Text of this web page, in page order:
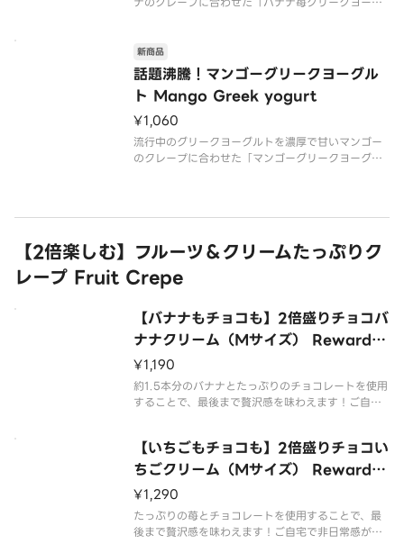
っぱりとお召し上がりいただけます。
※クレープのサイズをお選びいただけます
話題沸騰！マンゴーグリークヨーグル
ト Mango Greek yogurt
新商品
¥1,060
流行中のグリークヨーグルトを濃厚で甘いマンゴー
のクレープに合わせた「マンゴーグリークヨーグル
※クレープのサイズをお選びいただけます。
【2倍楽しむ】フルーツ＆クリームたっぷりク
レープ Fruit Crepe
【バナナもチョコも】2倍盛りチョコバ
ナナクリーム（Mサイズ） Reward C
hocolate Banana Cream
¥1,190
約1.5本分のバナナとたっぷりのチョコレートを使用
することで、最後まで贅沢感を味わえます！ご自宅
【いちごもチョコも】2倍盛りチョコい
ちごクリーム（Mサイズ） ​​Reward C
hocolate Strawberry Cream
¥1,290
たっぷりの苺とチョコレートを使用することで、最
後まで贅沢感を味わえます！ご自宅で非日常感が味